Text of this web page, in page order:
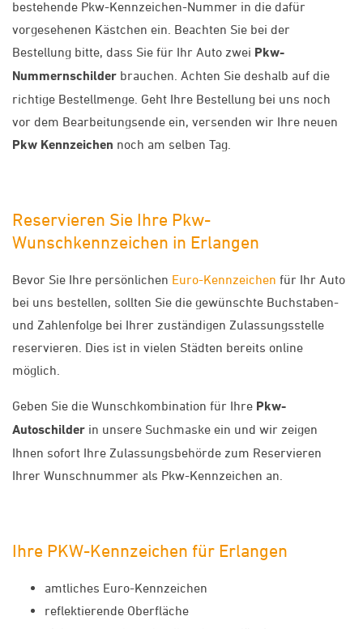
bestehende Pkw-Kennzeichen-Nummer in die dafür
vorgesehenen Kästchen ein. Beachten Sie bei der
Bestellung bitte, dass Sie für Ihr Auto zwei Pkw-
Nummernschilder brauchen. Achten Sie deshalb auf die
richtige Bestellmenge. Geht Ihre Bestellung bei uns noch
vor dem Bearbeitungsende ein, versenden wir Ihre neuen
Pkw Kennzeichen noch am selben Tag.
Reservieren Sie Ihre Pkw-
Wunschkennzeichen in Erlangen
Bevor Sie Ihre persönlichen Euro-Kennzeichen für Ihr Auto
bei uns bestellen, sollten Sie die gewünschte Buchstaben-
und Zahlenfolge bei Ihrer zuständigen Zulassungsstelle
reservieren. Dies ist in vielen Städten bereits online
möglich.
Geben Sie die Wunschkombination für Ihre Pkw-
Autoschilder in unsere Suchmaske ein und wir zeigen
Ihnen sofort Ihre Zulassungsbehörde zum Reservieren
Ihrer Wunschnummer als Pkw-Kennzeichen an.
Ihre PKW-Kennzeichen für Erlangen
amtliches Euro-Kennzeichen
reflektierende Oberfläche